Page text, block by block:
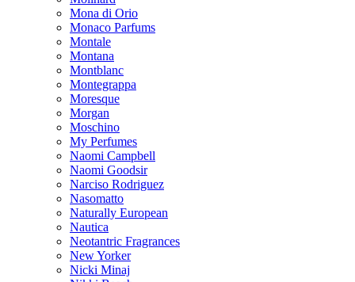
Mona di Orio
Monaco Parfums
Montale
Montana
Montblanc
Montegrappa
Moresque
Morgan
Moschino
My Perfumes
Naomi Campbell
Naomi Goodsir
Narciso Rodriguez
Nasomatto
Naturally European
Nautica
Neotantric Fragrances
New Yorker
Nicki Minaj